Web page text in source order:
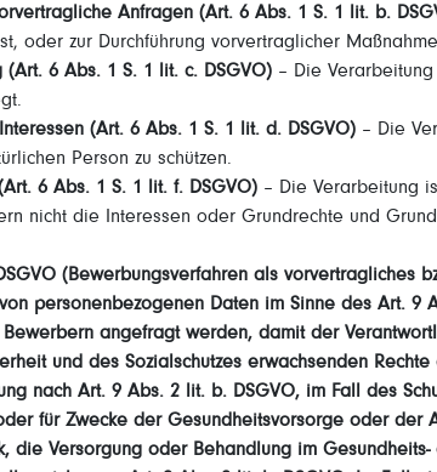
Anfragen (Art. 6 Abs. 1 S. 1 lit. b.
oder zur Durchführung vorvertraglicher
(Art. 6 Abs. 1 S. 1 lit. c. DSGVO) – Die
(Art. 6 Abs. 1 S. 1 lit. d. DSGVO) – Die
Person zu schützen.
6 Abs. 1 S. 1 lit. f. DSGVO) – Die Verarbeitung
nicht die Interessen oder Grundrechte und
(Bewerbungsverfahren als vorvertragliches
personenbezogenen Daten im Sinne des Art. 9
angefragt werden, damit der
und des Sozialschutzes erwachsenden
nach Art. 9 Abs. 2 lit. b. DSGVO, im Fall des
für Zwecke der Gesundheitsvorsorge oder
die Versorgung oder Behandlung im